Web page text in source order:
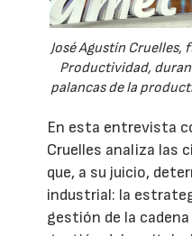
José Agustín
Productividad,
palancas de la
En esta entrevista
Cruelles analiza las
que, a su juicio,
industrial: la
gestión de la